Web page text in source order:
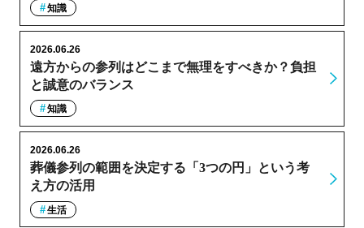
知識
遠方からの参列はどこまで無理をすべきか？負担
と誠意のバランス
2026.06.26
知識
葬儀参列の範囲を決定する「3つの円」という考
え方の活用
2026.06.26
生活